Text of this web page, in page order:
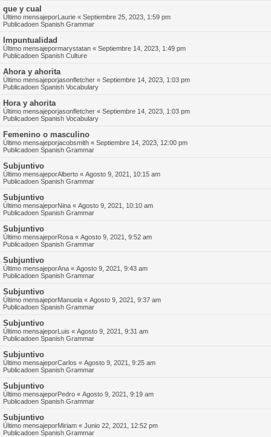
que y cual
Último mensajeporLaurie « Septiembre 25, 2023, 1:59 pm
Publicadoen Spanish Grammar
Impuntualidad
Último mensajepormarystatan « Septiembre 14, 2023, 1:49 pm
Publicadoen Spanish Culture
Ahora y ahorita
Último mensajeporjasonfletcher « Septiembre 14, 2023, 1:03 pm
Publicadoen Spanish Vocabulary
Hora y ahorita
Último mensajeporjasonfletcher « Septiembre 14, 2023, 1:03 pm
Publicadoen Spanish Vocabulary
Femenino o masculino
Último mensajeporjacobsmith « Septiembre 14, 2023, 12:00 pm
Publicadoen Spanish Grammar
Subjuntivo
Último mensajeporAlberto « Agosto 9, 2021, 10:15 am
Publicadoen Spanish Grammar
Subjuntivo
Último mensajeporNina « Agosto 9, 2021, 10:10 am
Publicadoen Spanish Grammar
Subjuntivo
Último mensajeporRosa « Agosto 9, 2021, 9:52 am
Publicadoen Spanish Grammar
Subjuntivo
Último mensajeporAna « Agosto 9, 2021, 9:43 am
Publicadoen Spanish Grammar
Subjuntivo
Último mensajeporManuela « Agosto 9, 2021, 9:37 am
Publicadoen Spanish Grammar
Subjuntivo
Último mensajeporLuis « Agosto 9, 2021, 9:31 am
Publicadoen Spanish Grammar
Subjuntivo
Último mensajeporCarlos « Agosto 9, 2021, 9:25 am
Publicadoen Spanish Grammar
Subjuntivo
Último mensajeporPedro « Agosto 9, 2021, 9:19 am
Publicadoen Spanish Grammar
Subjuntivo
Último mensajeporMiriam « Junio 22, 2021, 12:52 pm
Publicadoen Spanish Grammar